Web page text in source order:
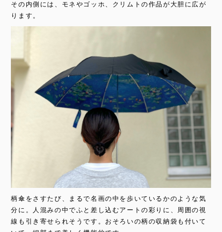
その内側には、モネやゴッホ、クリムトの作品が大胆に広が
ります。
柄傘をさすたび、まるで名画の中を歩いているかのような気
分に。人混みの中でふと差し込むアートの彩りに、周囲の視
線も引き寄せられそうです。おそろいの柄の収納袋も付いて